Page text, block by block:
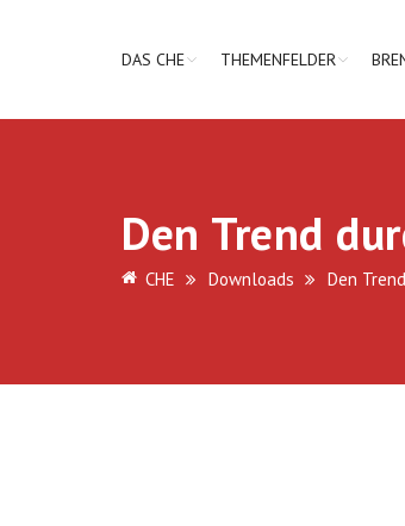
DAS CHE THEMENFELDER
Den Trend
CHE Downloads Den